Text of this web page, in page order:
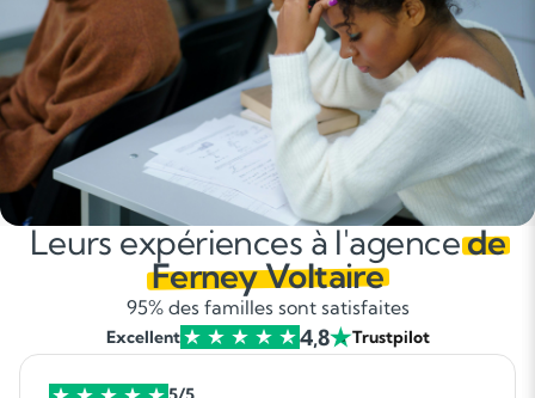
Leurs expériences à l'agencede
Ferney Voltaire
95% des familles sont satisfaites
Excellent 4,8 Trustpilot